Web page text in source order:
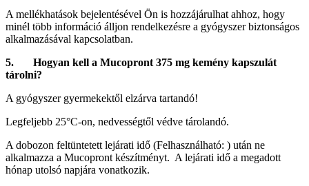
A mellékhatások bejelentésével Ön is hozzájárulhat ahhoz, hogy
minél több információ álljon rendelkezésre a gyógyszer biztonságos
alkalmazásával kapcsolatban.
5. Hogyan kell a Mucopront 375 mg kemény kapszulát
tárolni?
A gyógyszer gyermekektől elzárva tartandó!
Legfeljebb 25°C-on, nedvességtől védve tárolandó.
A dobozon feltüntetett lejárati idő (Felhasználható: ) után ne
alkalmazza a Mucopront készítményt. A lejárati idő a megadott
hónap utolsó napjára vonatkozik.